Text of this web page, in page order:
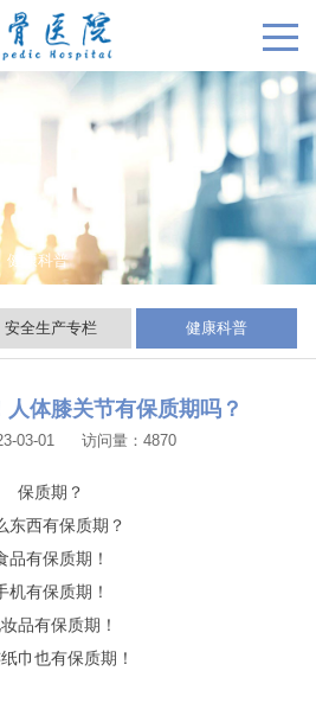
健康科普
安全生产专栏 健康科普
体膝关节有保质期吗？
03-01 访问量：4870
保质期？
东西有保质期？
品有保质期！
机有保质期！
品有保质期！
巾也有保质期！